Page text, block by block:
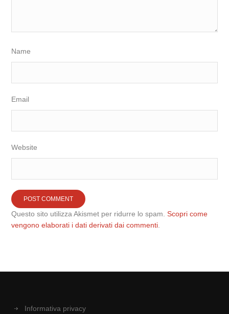
Name
Email
Website
Questo sito utilizza Akismet per ridurre lo spam.Scopri come
vengono elaborati i dati derivati dai commenti
Informativa privacy